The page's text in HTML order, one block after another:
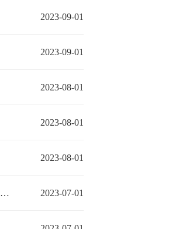
2023-09-01
2023-09-01
2023-08-01
2023-08-01
2023-08-01
2023-07-01